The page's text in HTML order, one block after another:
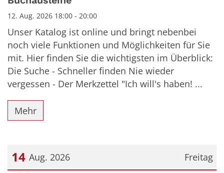
12. Aug. 2026 18:00 - 20:00
Unser Katalog ist online und bringt nebenbei
noch viele Funktionen und Möglichkeiten für Sie
mit. Hier finden Sie die wichtigsten im Überblick:
Die Suche - Schneller finden Nie wieder
vergessen - Der Merkzettel "Ich will's haben! ...
Mehr
Freitag
14 Aug. 2026